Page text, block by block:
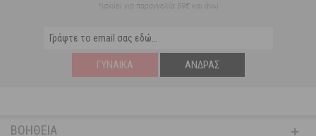
*ισχύει για παραγγελία 59€ και άνω
ΓΥΝΑΊΚΑ ΆΝΔΡΑΣ
ΒΟΉΘΕΙΑ